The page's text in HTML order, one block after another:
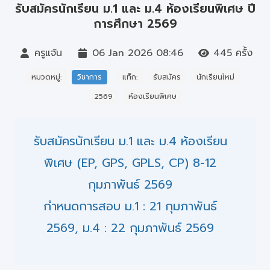
รับสมัครนักเรียน ม.1 และ ม.4 ห้องเรียนพิเศษ ปี
การศึกษา 2569
ครูแจ้น 06 Jan 2026 08:46 445 ครั้ง
หมวดหมู่: วิชาการ แท็ก: รับสมัคร
นักเรียนใหม่
2569
ห้องเรียนพิเศษ
รับสมัครนักเรียน ม.1 และ ม.4 ห้องเรียน
พิเศษ (EP, GPS, GPLS, CP) 8-12
กุมภาพันธ์ 2569
กำหนดการสอบ ม.1 : 21 กุมภาพันธ์
2569, ม.4 : 22 กุมภาพันธ์ 2569